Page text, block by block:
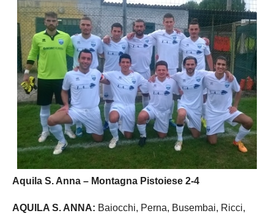
PRATO
SIENA
Carica la tua Rosa
Societa' piu'
Amatori AICS Lucca
Aquila S. Anna – Montagna Pistoiese 2-4
AQUILA S. ANNA: Baiocchi, Perna, Busembai, Ricci,